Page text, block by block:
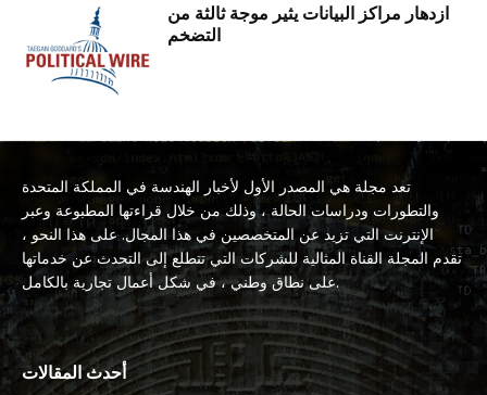
ازدهار مراكز البيانات يثير موجة ثالثة من
التضخم
تعد مجلة هي المصدر الأول لأخبار الهندسة في المملكة المتحدة
والتطورات ودراسات الحالة ، وذلك من خلال قراءتها المطبوعة وعبر
الإنترنت التي تزيد عن المتخصصين في هذا المجال. على هذا النحو ،
تقدم المجلة القناة المثالية للشركات التي تتطلع إلى التحدث عن خدماتها
على نطاق وطني ، في شكل أعمال تجارية بالكامل.
أحدث المقالات